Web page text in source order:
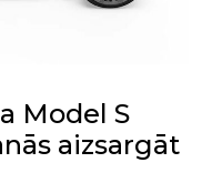
Model S
aizsargāt